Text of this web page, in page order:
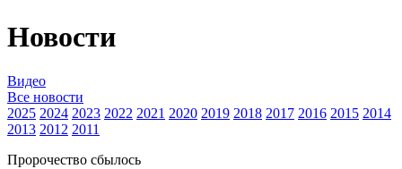
Новости
Видео
Все новости
2025 2024 2023 2022 2021 2020 2019 2018 2017 2016 2015 2014
2013 2012 2011
Пророчество сбылось